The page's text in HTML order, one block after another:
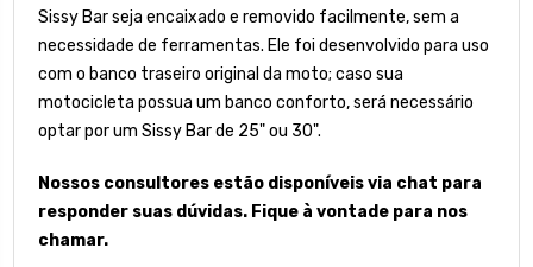
Sissy Bar seja encaixado e removido facilmente, sem a
necessidade de ferramentas. Ele foi desenvolvido para uso
com o banco traseiro original da moto; caso sua
motocicleta possua um banco conforto, será necessário
optar por um Sissy Bar de 25" ou 30".
Nossos consultores estão disponíveis via chat para
responder suas dúvidas. Fique à vontade para nos
chamar.